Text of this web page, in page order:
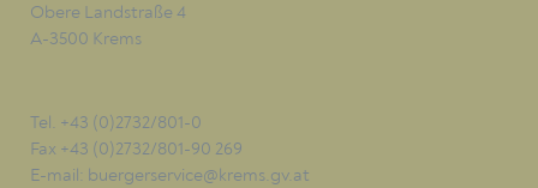
Obere Landstraße 4
A-3500 Krems
Tel. +43 (0)2732/801-0
Fax +43 (0)2732/801-90 269
E-mail: buergerservice@krems.gv.at